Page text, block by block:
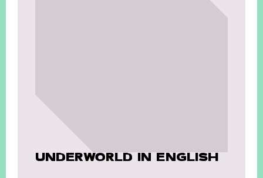
UNDERWORLD IN ENGLISH